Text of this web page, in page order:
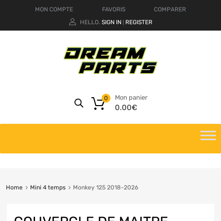
MON COMPTE FAVORIS
COMPARER
HELLO. SIGN IN REGISTER
Mon panier
0.00€
0
Home Mini 4 temps Monkey 125 2018-2026